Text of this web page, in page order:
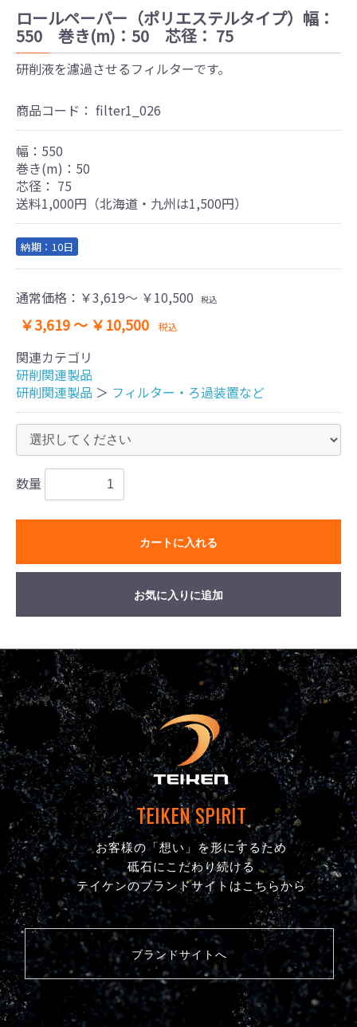
ロールペーパー（ポリエステルタイプ）幅：
550 巻き(m)：50 芯径： 75
研削液を濾過させるフィルターです。
商品コード： filter1_026
幅：550
巻き(m)：50
芯径： 75
送料1,000円（北海道・九州は1,500円）
納期：10日
通常価格： ￥3,619～ ￥10,500 税込
￥3,619 ～ ￥10,500 税込
関連カテゴリ
​研削関連製品
​研削関連製品 ＞ フィルター・ろ過装置など
数量
カートに入れる
お気に入りに追加
TEIKEN SPIRIT
お客様の「想い」を形にするため
砥石にこだわり続ける
テイケンのブランドサイトはこちらから
ブランドサイトへ